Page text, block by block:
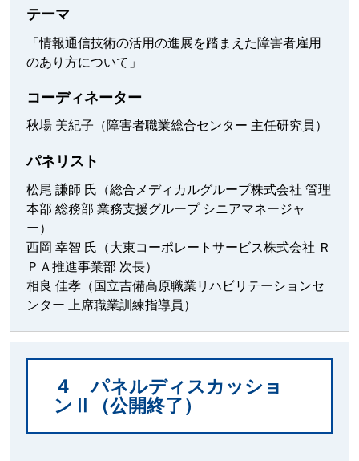
テーマ
「情報通信技術の活用の進展を踏まえた障害者雇用
のあり方について」
コーディネーター
秋場 美紀子（障害者職業総合センター 主任研究員）
パネリスト
松尾 謙師 氏（総合メディカルグループ株式会社 管理
本部 総務部 業務支援グループ シニアマネージャ
ー）
西岡 幸智 氏（大東コーポレートサービス株式会社 Ｒ
ＰＡ推進事業部 次長）
相良 佳孝（国立吉備高原職業リハビリテーションセ
ンター 上席職業訓練指導員）
４ パネルディスカッショ
ンⅡ（公開終了）